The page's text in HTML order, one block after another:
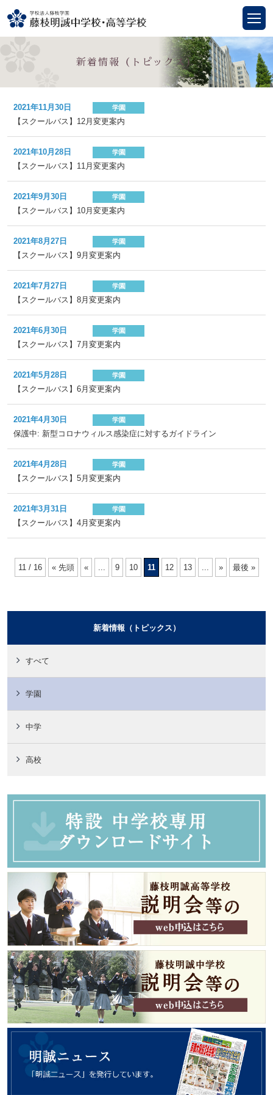
新着情報（トピックス）
2021年11月30日 学園
【スクールバス】12月変更案内
2021年10月28日 学園
【スクールバス】11月変更案内
2021年9月30日 学園
【スクールバス】10月変更案内
2021年8月27日 学園
【スクールバス】9月変更案内
2021年7月27日 学園
【スクールバス】8月変更案内
2021年6月30日 学園
【スクールバス】7月変更案内
2021年5月28日 学園
【スクールバス】6月変更案内
2021年4月30日 学園
保護中: 新型コロナウィルス感染症に対するガイドライン
2021年4月28日 学園
【スクールバス】5月変更案内
2021年3月31日 学園
【スクールバス】4月変更案内
11 / 16 « 先頭 « ... 9 10 11 12 13 ... » 最後 »
新着情報（トピックス）
すべて
学園
中学
高校